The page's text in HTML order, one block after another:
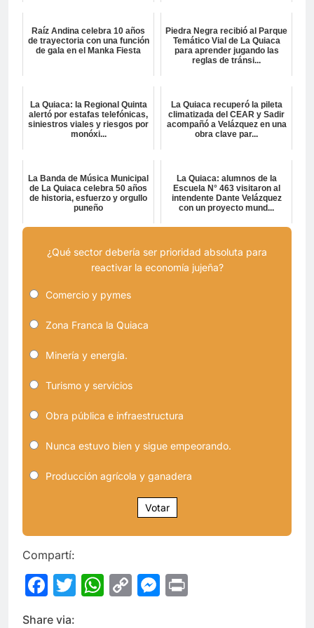
Raíz Andina celebra 10 años
de trayectoria con una función
de gala en el Manka Fiesta
Piedra Negra recibió al Parque
Temático Vial de La Quiaca
para aprender jugando las
reglas de tránsi...
La Quiaca: la Regional Quinta
alertó por estafas telefónicas,
siniestros viales y riesgos por
monóxi...
La Quiaca recuperó la pileta
climatizada del CEAR y Sadir
acompañó a Velázquez en una
obra clave par...
La Banda de Música Municipal
de La Quiaca celebra 50 años
de historia, esfuerzo y orgullo
puneño
La Quiaca: alumnos de la
Escuela N° 463 visitaron al
intendente Dante Velázquez
con un proyecto mund...
¿Qué sector debería ser prioridad absoluta para
reactivar la economía jujeña?
Comercio y pymes
Zona Franca la Quiaca
Minería y energía.
Turismo y servicios
Obra pública e infraestructura
Nunca estuvo bien y sigue empeorando.
Producción agrícola y ganadera
Votar
Compartí:
Facebook
Twitter
WhatsApp
CopyMessenger
Share via: